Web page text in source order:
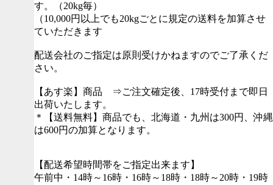
す。（20kg毎）
（10,000円以上でも20kgごとに規定の送料を加算させ
ていただきます
配送会社のご指定は原則受けかねますのでご了承くだ
さい。
【あす楽】商品 ⇒ご注文確定後、17時受付まで即日
出荷いたします。
＊【送料無料】商品でも、北海道・九州は300円、沖縄
は600円の加算となります。
【配送希望時間帯をご指定出来ます】
午前中・14時～16時・16時～18時・18時～20時・19時